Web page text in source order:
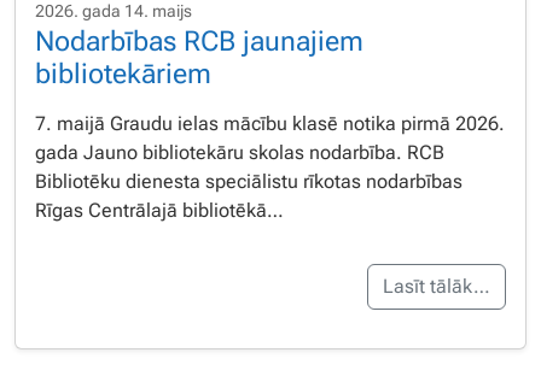
2026. gada 14. maijs
Nodarbības RCB jaunajiem
bibliotekāriem
7. maijā Graudu ielas mācību klasē notika pirmā 2026.
gada Jauno bibliotekāru skolas nodarbība. RCB
Bibliotēku dienesta speciālistu rīkotas nodarbības
Rīgas Centrālajā bibliotēkā…
Lasīt tālāk…